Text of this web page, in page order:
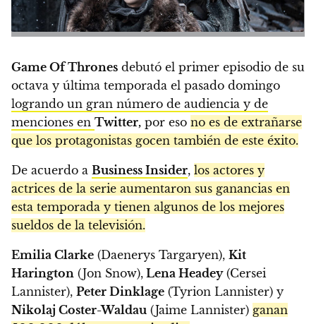
Game Of Thrones debutó el primer episodio de su
octava y última temporada el pasado domingo
logrando un gran número de audiencia y de
menciones en Twitter, por eso no es de extrañarse
que los protagonistas gocen también de este éxito.
De acuerdo a Business Insider, los actores y
actrices de la serie aumentaron sus ganancias en
esta temporada y tienen algunos de los mejores
sueldos de la televisión.
Emilia Clarke (Daenerys Targaryen), Kit
Harington (Jon Snow), Lena Headey(Cersei
Lannister), Peter Dinklage (Tyrion Lannister) y
Nikolaj Coster-Waldau (Jaime Lannister) ganan